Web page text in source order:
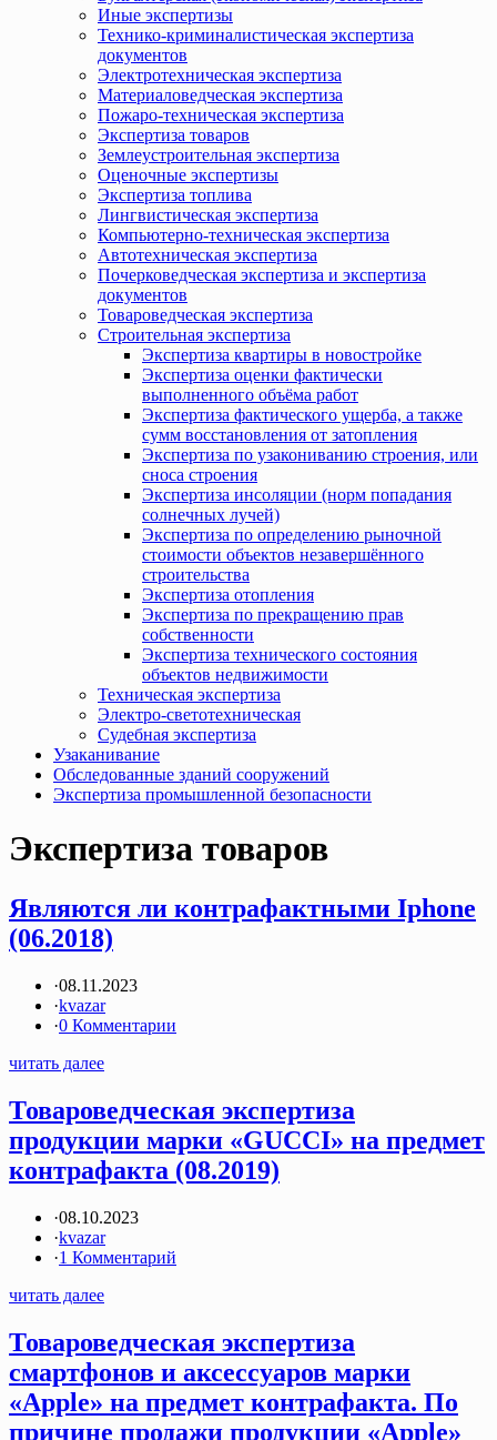
Иные экспертизы
Технико-криминалистическая экспертиза
документов
Электротехническая экспертиза
Материаловедческая экспертиза
Пожаро-техническая экспертиза
Экспертиза товаров
Землеустроительная экспертиза
Оценочные экспертизы
Экспертиза топлива
Лингвистическая экспертиза
Компьютерно-техническая экспертиза
Автотехническая экспертиза
Почерковедческая экспертиза и экспертиза
документов
Товароведческая экспертиза
Строительная экспертиза
Экспертиза квартиры в новостройке
Экспертиза оценки фактически
выполненного объёма работ
Экспертиза фактического ущерба, а также
сумм восстановления от затопления
Экспертиза по узакониванию строения, или
сноса строения
Экспертиза инсоляции (норм попадания
солнечных лучей)
Экспертиза по определению рыночной
стоимости объектов незавершённого
строительства
Экспертиза отопления
Экспертиза по прекращению прав
собственности
Экспертиза технического состояния
объектов недвижимости
Техническая экспертиза
Электро-светотехническая
Судебная экспертиза
Узаканивание
Обследованные зданий сооружений
Экспертиза промышленной безопасности
Экспертиза товаров
Являются ли контрафактными Iphone
(06.2018)
·08.11.2023
·kvazar
·0 Комментарии
читать далее
Товароведческая экспертиза
продукции марки «GUCCI» на предмет
контрафакта (08.2019)
·08.10.2023
·kvazar
·1 Комментарий
читать далее
Товароведческая экспертиза
смартфонов и аксессуаров марки
«Apple» на предмет контрафакта. По
причине продажи продукции «Apple»